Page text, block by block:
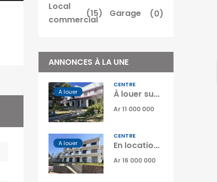
Local
commercial
(15)
Garage
(0)
ANNONCES À LA UNE
A louer
CENTRE
À louer superbe villa familiale de type F6 située à Ambatobe Madagascar
Ar 11 000 000
A louer
CENTRE
En location un immeuble complet avec 5 logements situé à Analamahitsy Park Tananarive
Ar 16 000 000